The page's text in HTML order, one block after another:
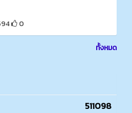
0
ทั้งหมด
511098